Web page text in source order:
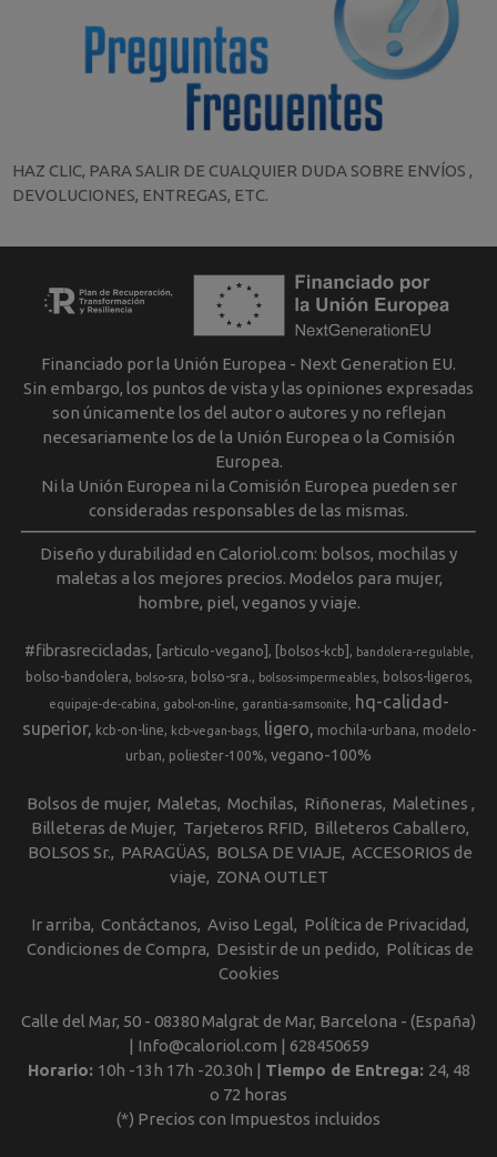
HAZ CLIC, PARA SALIR DE CUALQUIER DUDA SOBRE ENVÍOS ,
DEVOLUCIONES, ENTREGAS, ETC.
Financiado por la Unión Europea - Next Generation EU.
Sin embargo, los puntos de vista y las opiniones expresadas
son únicamente los del autor o autores y no reflejan
necesariamente los de la Unión Europea o la Comisión
Europea.
Ni la Unión Europea ni la Comisión Europea pueden ser
consideradas responsables de las mismas.
Diseño y durabilidad en Caloriol.com: bolsos, mochilas y
maletas a los mejores precios. Modelos para mujer,
hombre, piel, veganos y viaje.
#fibrasrecicladas [articulo-vegano] [bolsos-kcb] bandolera-regulable
bolso-bandolera bolso-sra bolso-sra. bolsos-impermeables bolsos-ligeros
equipaje-de-cabina gabol-on-line garantia-samsonite
hq-calidad-
superior
kcb-on-line kcb-vegan-bags ligero mochila-urbana
modelo-
urban
poliester-100% vegano-100%
Bolsos de mujer Maletas Mochilas Riñoneras Maletines
Billeteras de Mujer Tarjeteros RFID
Billeteros Caballero
BOLSOS Sr.
PARAGÜAS BOLSA DE VIAJE ACCESORIOS de
viaje
ZONA OUTLET
Ir arriba Contáctanos Aviso Legal
Política de Privacidad
Condiciones de Compra
Desistir de un pedido
Políticas de
Cookies
Calle del Mar, 50 - 08380 Malgrat de Mar, Barcelona - (España)
| Info@caloriol.com | 628450659
Horario: 10h -13h 17h -20.30h | Tiempo de Entrega: 24, 48
o 72 horas
(*) Precios con Impuestos incluidos